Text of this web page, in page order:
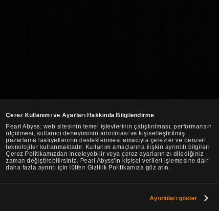
Çerez Kullanımı ve Ayarları Hakkında Bilgilendirme
Pearl Abyss; web sitesinin temel işlevlerinin çalıştırılması, performansın
ölçülmesi, kullanıcı deneyiminin artırılması ve kişiselleştirilmiş
pazarlama faaliyetlerinin desteklenmesi amacıyla çerezler ve benzeri
teknolojiler kullanmaktadır. Kullanım amaçlarına ilişkin ayrıntılı bilgileri
Çerez Politikamızdan inceleyebilir veya çerez ayarlarınızı dilediğiniz
zaman değiştirebilirsiniz. Pearl Abyss'in kişisel verileri işlemesine dair
daha fazla ayrıntı için lütfen Gizlilik Politikamıza göz atın.
Ayrıntıları göster